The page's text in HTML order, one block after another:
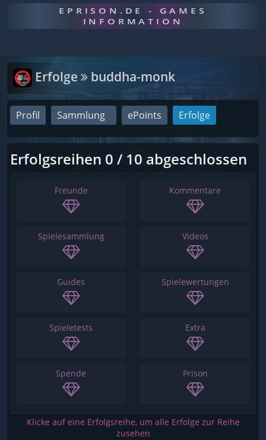
EPRISON.DE - GAMES
INFORMATION
Erfolge buddha-monk
Profil Sammlung ePoints Erfolge
Erfolgsreihen 0 / 10 abgeschlossen
Freunde Kommentare
Spielesammlung Videos
Guides Spielewertungen
Spieletests Extra
Spende Prison
Klicke auf eine Erfolgsreihe, um alle Erfolge zur Reihe
zusehen